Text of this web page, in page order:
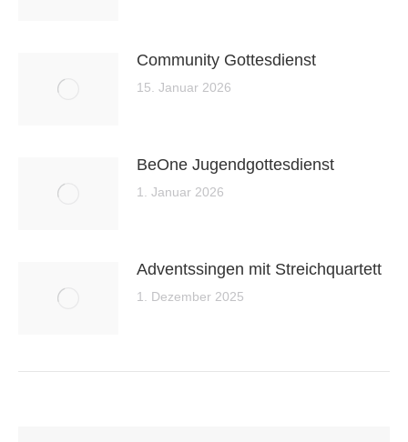
Community Gottesdienst
15. Januar 2026
BeOne Jugendgottesdienst
1. Januar 2026
Adventssingen mit Streichquartett
1. Dezember 2025